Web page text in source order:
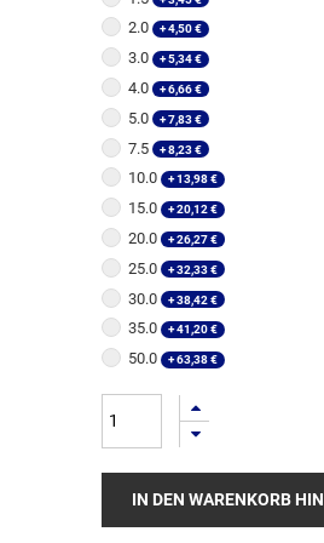
2.0 +4,50€
3.0 +5,34€
4.0 +6,66€
5.0 +7,83€
7.5 +8,23€
10.0 +13,98€
15.0 +20,12 €
20.0 +26,27€
25.0 +32,33€
30.0 +38,42 €
35.0 +41,20€
50.0 +63,38€
IN DEN WARENKORB